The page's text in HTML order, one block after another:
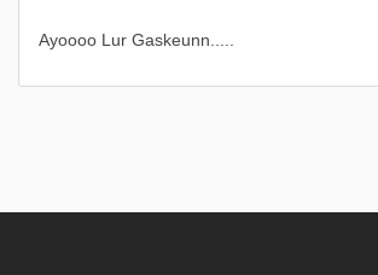
Ayoooo Lur Gaskeunn.....